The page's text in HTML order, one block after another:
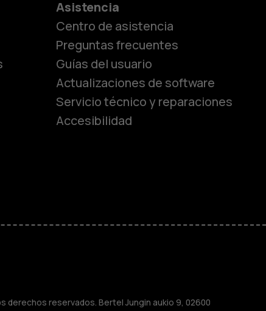
Asistencia
Centro de asistencia
Preguntas frecuentes
Guías del usuario
Actualizaciones de software
Servicio técnico y reparaciones
Accesibilidad
derechos reservados. Bertel Jungin aukio 9, 02600